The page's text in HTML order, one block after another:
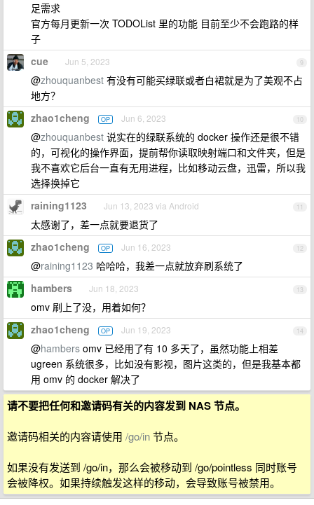
足需求
官方每月更新一次 TODOList 里的功能 目前至少不会跑路的样
子
9
cue Jun 5, 2023
@zhouquanbest 有没有可能买绿联或者白裙就是为了美观不占
地方？
10
zhao1cheng OP Jun 6, 2023
@zhouquanbest 说实在的绿联系统的 docker 操作还是很不错
的，可视化的操作界面，提前帮你读取映射端口和文件夹，但是
我不喜欢它后台一直有无用进程，比如移动云盘，迅雷，所以我
选择换掉它
11
raining1123 Jun 13, 2023 via Android
太感谢了，差一点就要退货了
12
zhao1cheng OP Jun 16, 2023
@raining1123 哈哈哈，我差一点就放弃刷系统了
13
hambers Jun 18, 2023
omv 刷上了没，用着如何？
14
zhao1cheng OP Jun 19, 2023
@hambers omv 已经用了有 10 多天了，虽然功能上相差
ugreen 系统很多，比如没有影视，图片这类的，但是我基本都
用 omv 的 docker 解决了
请不要把任何和邀请码有关的内容发到 NAS 节点。
邀请码相关的内容请使用 /go/in节点。
如果没有发送到 /go/in，那么会被移动到 /go/pointless 同时账号
会被降权。如果持续触发这样的移动，会导致账号被禁用。